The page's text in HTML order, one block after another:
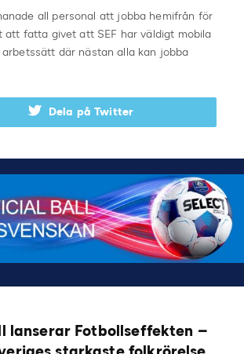
all personal att jobba hemifrån för
fatta givet att SEF har väldigt mobila
där nästan alla kan jobba
Dela på Twitter
lanserar Fotbollseffekten –